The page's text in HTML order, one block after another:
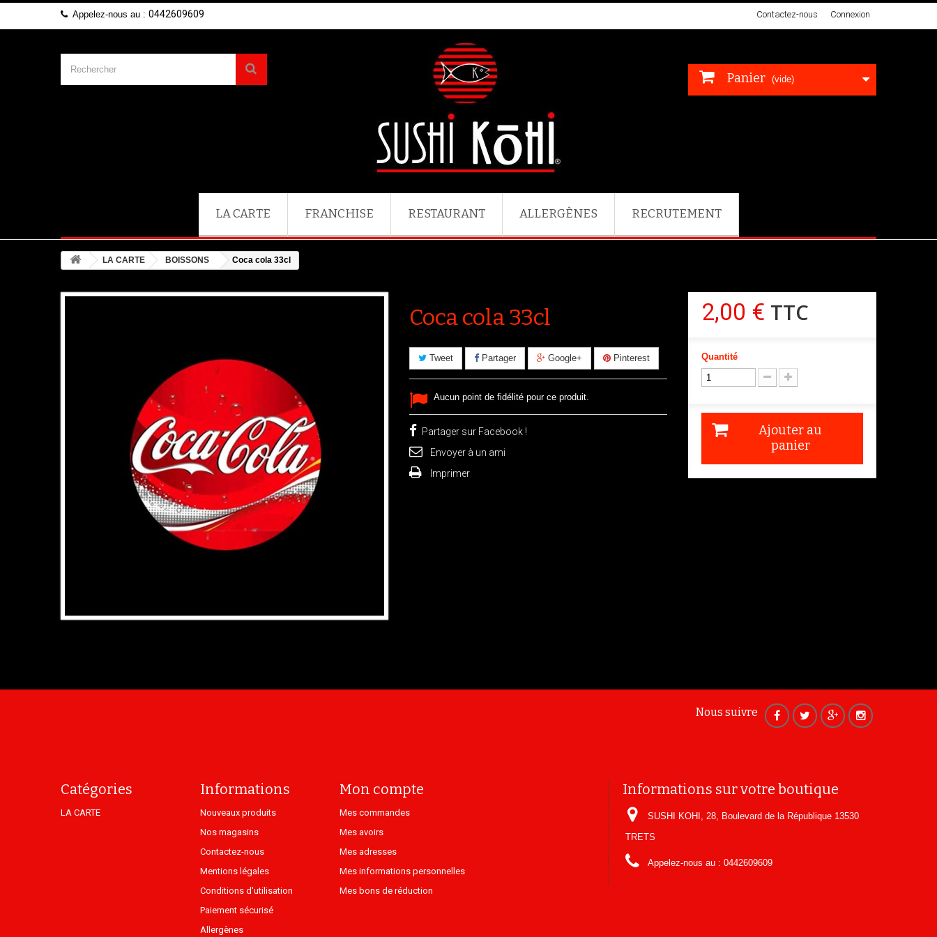
Connexion
Contactez-nous
Appelez-nous au : 0442609609
Panier (vide)
LA CARTE FRANCHISE RESTAURANT ALLERGÈNES RECRUTEMENT
LA CARTE BOISSONS Coca cola 33cl
Coca cola 33cl
Tweet Partager Google+ Pinterest
Aucun point de fidélité pour ce produit.
Partager sur Facebook !
Envoyer à un ami
Imprimer
2,00 € TTC
Quantité
Ajouter au
panier
Nous suivre
Catégories
LA CARTE
Informations
Nouveaux produits
Nos magasins
Contactez-nous
Mentions légales
Conditions d'utilisation
Paiement sécurisé
Allergènes
Mon compte
Mes commandes
Mes avoirs
Mes adresses
Mes informations personnelles
Mes bons de réduction
Informations sur votre boutique
SUSHI KOHI, 28, Boulevard de la République 13530
TRETS
Appelez-nous au : 0442609609